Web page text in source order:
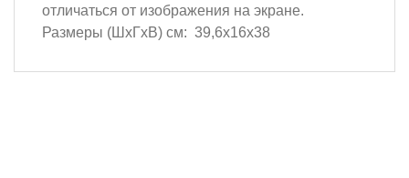
отличаться от изображения на экране.
Размеры (ШхГхВ) см: 39,6х16х38